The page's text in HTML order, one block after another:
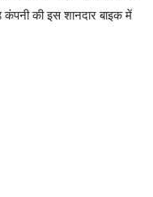
की इस शानदार बाइक में